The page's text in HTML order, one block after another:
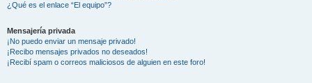
¿Qué es el enlace “El equipo”?
Mensajería privada
¡No puedo enviar un mensaje privado!
¡Recibo mensajes privados no deseados!
¡Recibí spam o correos maliciosos de alguien en este foro!